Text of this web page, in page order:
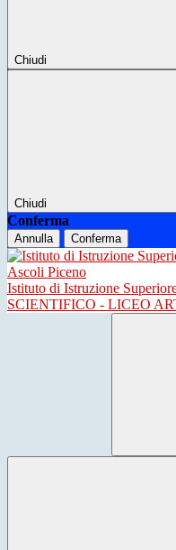
Chiudi
Chiudi
Conferma
Annulla Conferma
Istituto di Istruzione
SCIENTIFICO - LICEO